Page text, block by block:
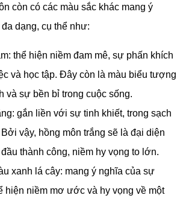
còn có các màu sắc khác mang ý
dạng, cụ thể như:
thể hiện niềm đam mê, sự phấn khích
và học tập. Đây còn là màu biểu tượng
và sự bền bỉ trong cuộc sống.
gắn liền với sự tinh khiết, trong sạch
vậy, hồng môn trắng sẽ là đại diện
thành công, niềm hy vọng to lớn.
xanh lá cây: mang ý nghĩa của sự
hiện niềm mơ ước và hy vọng về một